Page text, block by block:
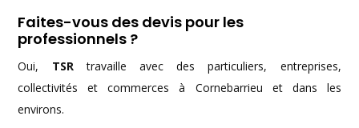
Faites-vous des devis pour les
professionnels ?
Oui, TSRtravaille avec des particuliers, entreprises,
collectivités et commerces à Cornebarrieu et dans les
environs.